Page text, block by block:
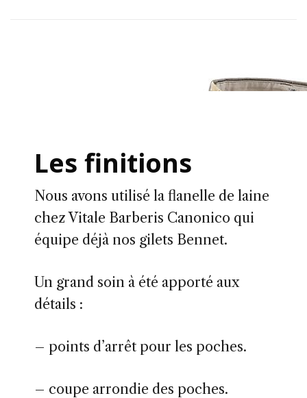
Les finitions
Nous avons utilisé la flanelle de laine
chez Vitale Barberis Canonico qui
équipe déjà nos gilets Bennet.
Un grand soin à été apporté aux
détails :
– points d’arrêt pour les poches.
– coupe arrondie des poches.